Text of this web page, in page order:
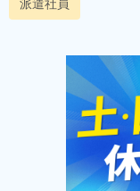
派遣社員